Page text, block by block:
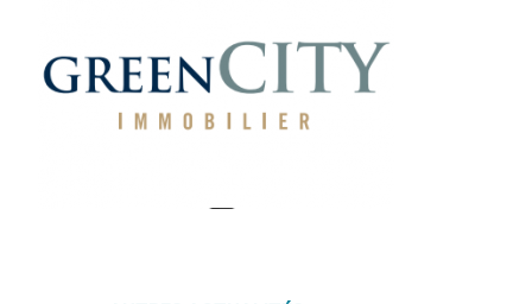
L’ASSOCIATION
LES CLUBS DES PLACES TERTIAIRES